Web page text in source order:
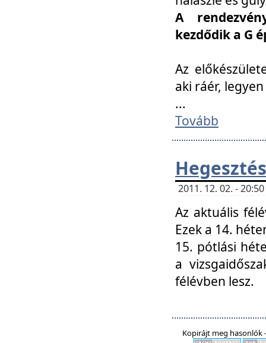
A
kezdődik a G
Az
aki ráér,
...
Tovább
2011. 12. 02. -
Az aktuális
Ezek a 14.
15. pótlási
a
félévben lesz.
Kopirájt meg hasonlók